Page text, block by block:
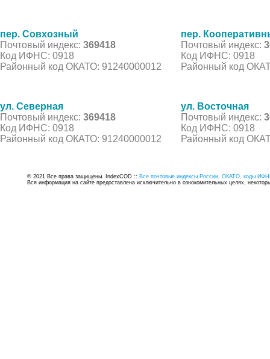
пер. Совхозный
Почтовый индекс: 369418
Код ИФНС: 0918
Районный код ОКАТО: 91240000012
пер.
Почтовый индекс:
Код ИФНС: 0918
Районный код
ул. Северная
Почтовый индекс: 369418
Код ИФНС: 0918
Районный код ОКАТО: 91240000012
ул. Восточная
Почтовый индекс:
Код ИФНС: 0918
Районный код
© 2021 Все права защищены. IndexCOD :: Все почтовые индексы России, ОКАТО, коды
Вся информация на сайте предоставлена исключительно в ознокомительных целях,